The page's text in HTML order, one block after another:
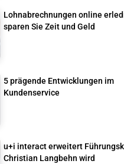
Lohnabrechnungen online
sparen Sie Zeit und Geld
5 prägende Entwicklungen im
Kundenservice
u+i interact erweitert
Christian Langbehn wird